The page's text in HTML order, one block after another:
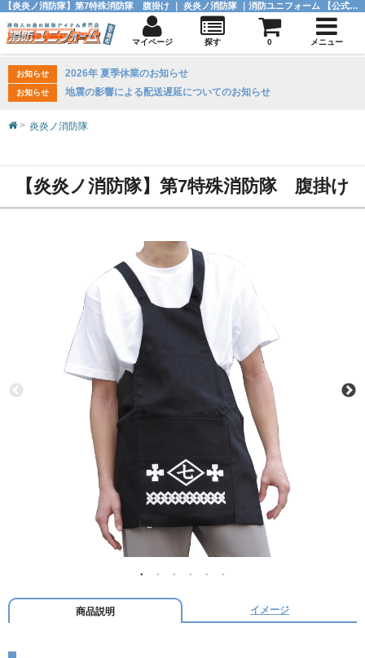
お知らせ 2026年 夏季休業のお知らせ
お知らせ 地震の影響による配送遅延についてのお知らせ
炎炎ノ消防隊
【炎炎ノ消防隊】第7特殊消防隊 腹掛け
商品説明 イメージ
【炎炎ノ消防隊】第7特殊消防隊 腹掛け ｜ 炎炎ノ消防隊 ｜消防ユニフォーム 【公式オンラインショップ】
マイページ 探す 0 メニュー